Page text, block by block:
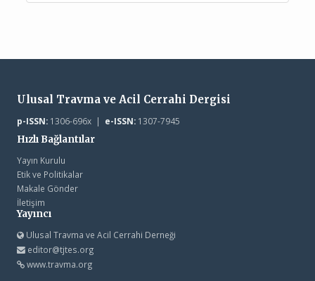
Ulusal Travma ve Acil Cerrahi Dergisi
p-ISSN:1306-696x | e-ISSN:1307-7945
Hızlı Bağlantılar
Yayın Kurulu
Etik ve Politikalar
Makale Gönder
İletişim
Yayıncı
Ulusal Travma ve Acil Cerrahi Derneği
editor@tjtes.org
www.travma.org